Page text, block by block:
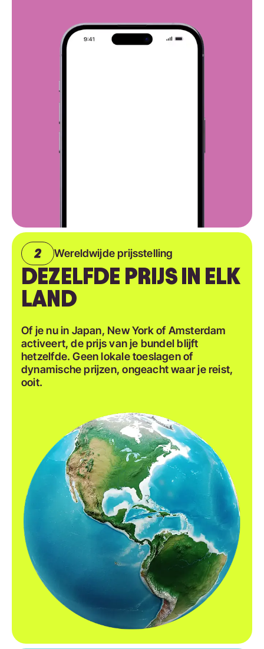
Wereldwijde prijsstelling
DEZELFDE PRIJS IN ELK
LAND
Of je nu in Japan, New York of Amsterdam
activeert, de prijs van je bundel blijft
hetzelfde. Geen lokale toeslagen of
dynamische prijzen, ongeacht waar je reist,
ooit.